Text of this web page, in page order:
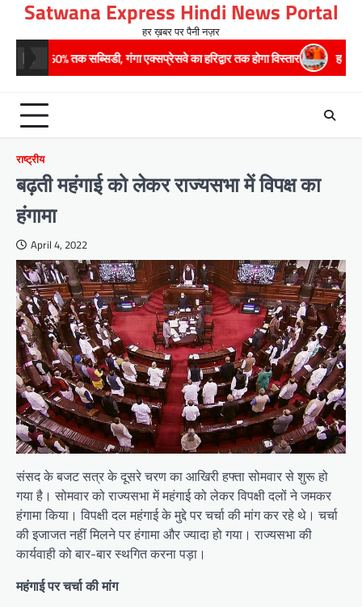
content
Satwana Express Hindi News Portal
हर ख़बर पर पैनी नज़र
गंगा एक्सप्रेसवे का हरिद्वार तक होगा विस्तार ​हरिद्वार से वीरभद्र
राष्ट्रीय
बढ़ती महंगाई को लेकर राज्यसभा में विपक्ष का
हंगामा
April 4, 2022
संसद के बजट सत्र के दूसरे चरण का आखिरी हफ्ता सोमवार से शुरू हो
गया है। सोमवार को राज्यसभा में महंगाई को लेकर विपक्षी दलों ने जमकर
हंगामा किया। विपक्षी दल महंगाई के मुद्दे पर चर्चा की मांग कर रहे थे। चर्चा
की इजाजत नहीं मिलने पर हंगामा और ज्यादा हो गया। राज्यसभा की
कार्यवाही को बार-बार स्थगित करना पड़ा।
महंगाई पर चर्चा की मांग